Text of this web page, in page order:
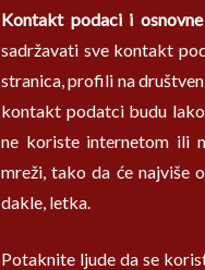
Kontakt podaci i
sadržavati sve kontakt
stranica, profili na
kontakt podatci budu
ne koriste internetom ili
mreži, tako da će najviše
dakle, letka.
Potaknite ljude da se